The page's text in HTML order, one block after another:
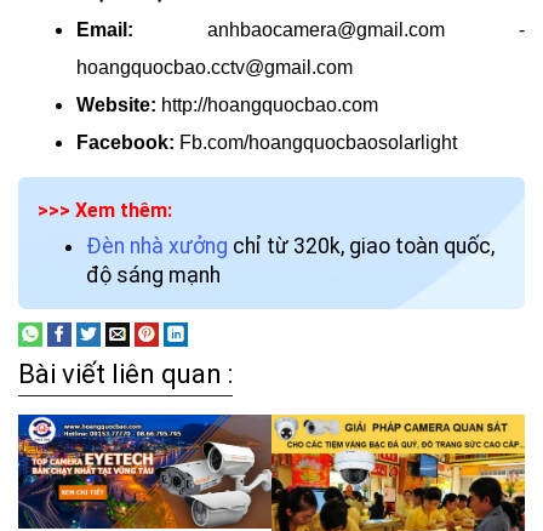
Email : anhbaocamera@gmail.com -
hoangquocbao.cctv@gmail.com
Website: http://hoangquocbao.com
Facebook: Fb.com/hoangquocbaosolarlight
>>> Xem thêm:
Đèn nhà xưởng chỉ từ 320k, giao toàn quốc,
độ sáng mạnh
Bài viết liên quan :